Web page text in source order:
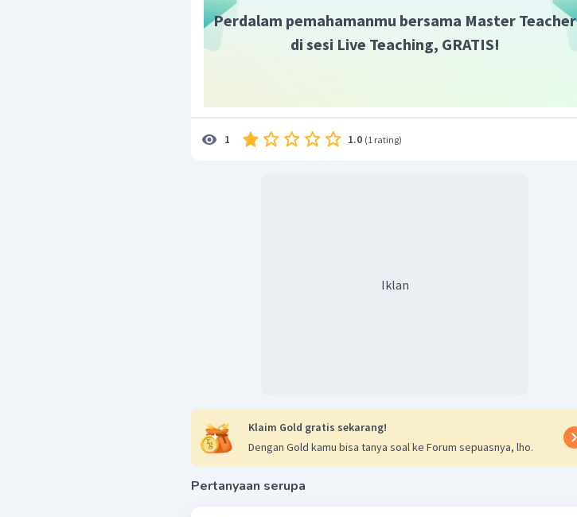
Perdalam pemahamanmu bersama Master Teacher
di sesi Live Teaching, GRATIS!
1 1.0 (1 rating)
Iklan
Klaim Gold gratis sekarang!
Dengan Gold kamu bisa tanya soal ke Forum sepuasnya, lho.
Pertanyaan serupa